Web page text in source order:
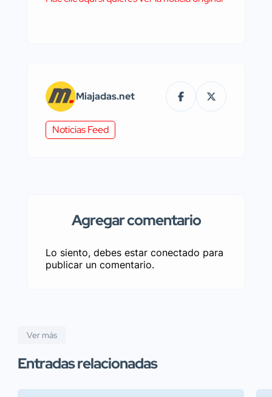
Miajadas.net
Noticias Feed
Agregar comentario
Lo siento, debes estar conectado para
publicar un comentario.
Ver más
Entradas relacionadas